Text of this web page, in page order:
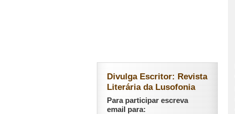
Divulga Escritor: Revista
Literária da Lusofonia
Para participar escreva
email para: